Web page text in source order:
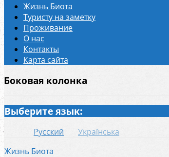
Жизнь Биота
Туристу на заметку
Проживание
О нас
Контакты
Карта сайта
Боковая колонка
Выберите язык:
Русский
Українська
Жизнь Биота